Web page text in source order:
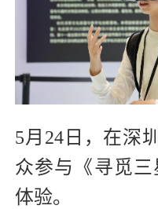
5月24日，在深
众参与《寻觅
体验。